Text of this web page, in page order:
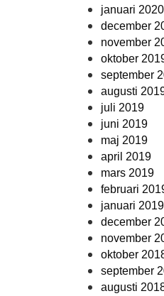
januari 2020
december
november
oktober
september
augusti
juli 2019
juni 2019
maj 2019
april 2019
mars 2019
februari
januari 2019
december
november
oktober
september
augusti